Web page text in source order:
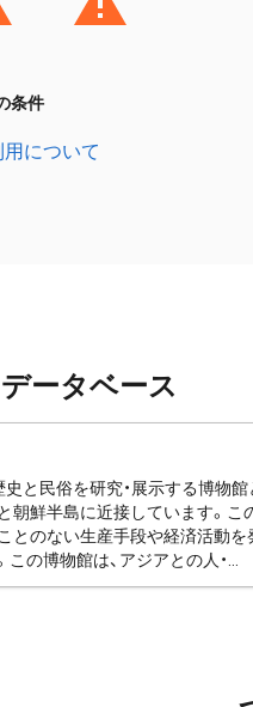
条件
について
ータベース
史と民俗を研究・展示する博物
鮮半島に近接しています。こ
とのない生産手段や経済活動を
の博物館は、アジアとの人・...